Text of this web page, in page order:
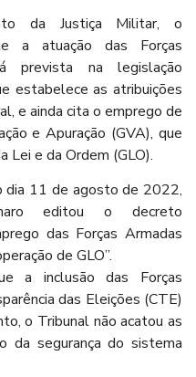
da Justiça Militar, o
a atuação das Forças
prevista na legislação
estabelece as atribuições
e ainda cita o emprego de
e Apuração (GVA), que
Lei e da Ordem (GLO).
dia 11 de agosto de 2022,
editou o decreto
das Forças Armadas
de GLO”.
a inclusão das Forças
das Eleições (CTE)
o Tribunal não acatou as
da segurança do sistema